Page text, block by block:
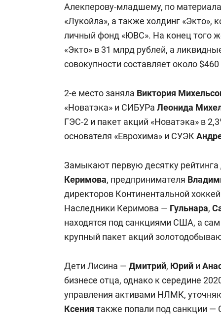
Алекперову-младшему, по
«Лукойла», а также холдинг «Экто»,
личный фонд «ЮВС». На конец того
«Экто» в 31 млрд рублей, а
совокупности составляет около
2-е место заняла Виктория
«Новатэка» и СИБУРа Леонида
ГЭС-2 и пакет акций «Новатэка» в
основателя «Еврохима» и СУЭК
Замыкают первую десятку
Керимова, предпринимателя
директоров Континентальной
Наследники Керимова — Гульнара,
находятся под санкциями США, а
крупный пакет акций
Дети Лисина — Дмитрий, Юрий и
бизнесе отца, однако к середине
управления активами НЛМК,
Ксения также попали под санкции